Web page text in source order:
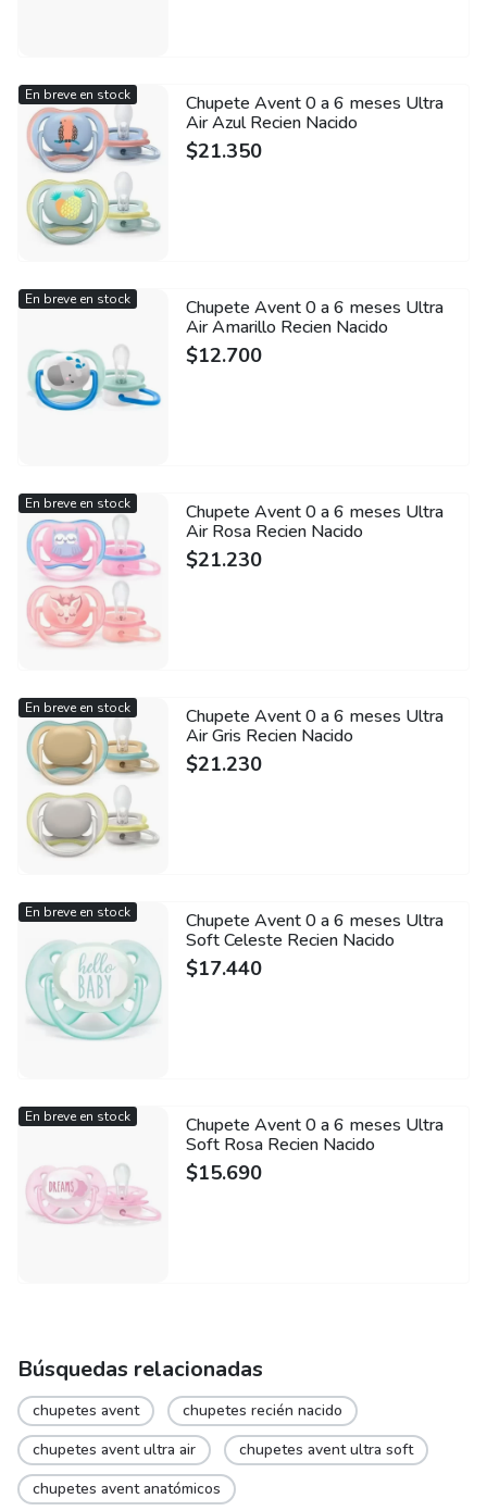
Chupete Avent 0 a 6 meses Ultra
Air Azul Recien Nacido
$21.350
En breve en stock
Chupete Avent 0 a 6 meses Ultra
Air Amarillo Recien Nacido
$12.700
En breve en stock
Chupete Avent 0 a 6 meses Ultra
Air Rosa Recien Nacido
$21.230
En breve en stock
Chupete Avent 0 a 6 meses Ultra
Air Gris Recien Nacido
$21.230
En breve en stock
Chupete Avent 0 a 6 meses Ultra
Soft Celeste Recien Nacido
$17.440
En breve en stock
Chupete Avent 0 a 6 meses Ultra
Soft Rosa Recien Nacido
$15.690
En breve en stock
Búsquedas relacionadas
chupetes avent
chupetes recién nacido
chupetes avent ultra air
chupetes avent ultra soft
chupetes avent anatómicos